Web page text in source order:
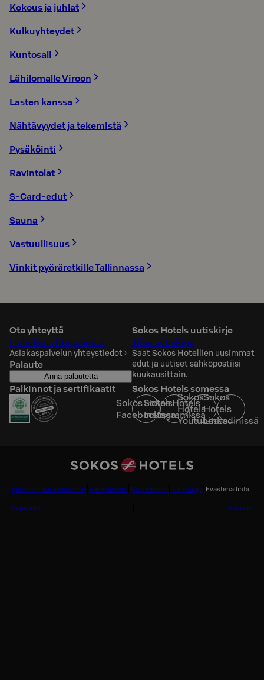
Kokous ja juhlat
Kulkuyhteydet
Kuntosali
Lähilomalle Viroon
Lasten kanssa
Nähtävyydet ja tekemistä
Pysäköinti
Ravintolat
S-Card-edut
Sauna
Vastuullisuus
Vinkit pyöräretkille Tallinnassa
Ota yhteyttä
Hotellien yhteystiedot
Asiakaspalvelun yhteystiedot ›
Palaute
Anna palautetta
Sokos Hotels uutiskirje
Tilaa uutiskirje
Saat Sokos Hotellien uusimmat
edut ja uutiset sähköpostiisi
kuukausittain.
Palkinnot ja sertifikaatit
Sokos Hotels somessa
Sokos Hotels
Facebookissa
Sokos Hotels
Instagramissa
Sokos
Hotels
Youtubessa
Sokos
Hotels
Linkedinissä
Saavutettavuusselosteet Varausehdot Käyttöehdot Tietosuoja Evästehallinta
Copyright Medialle